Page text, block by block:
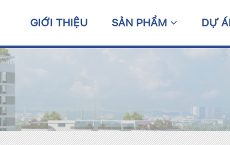
GIỚI THIỆU SẢN PHẨM DỰ